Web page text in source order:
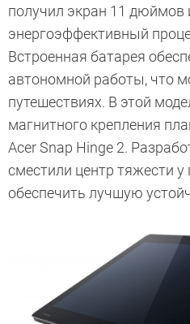
получил экран 11
энергоэффективный
Встроенная батарея
автономной работы, что
путешествиях. В этой
магнитного крепления
Acer Snap Hinge 2.
сместили центр тяжести
обеспечить лучшую